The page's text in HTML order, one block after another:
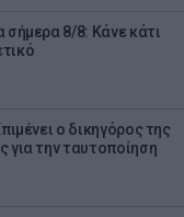
σήμερα 8/8: Κάνε κάτι
ο δικηγόρος της
για την ταυτοποίηση